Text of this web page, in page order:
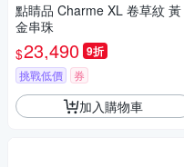
點睛品 Charme XL 卷草紋 黃
金串珠
$23,490 9折
挑戰低價 券
加入購物車